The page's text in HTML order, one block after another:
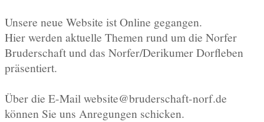
Unsere neue Website ist Online gegangen.
Hier werden aktuelle Themen rund um die Norfer
Bruderschaft und das Norfer/Derikumer Dorfleben
präsentiert.
Über die E-Mail website@bruderschaft-norf.de
können Sie uns Anregungen schicken.